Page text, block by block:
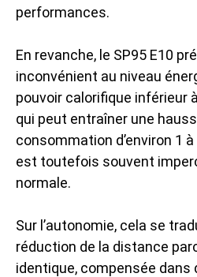
performances.
En revanche, le SP95 E10
inconvénient au niveau
pouvoir calorifique inférieur
qui peut entraîner une
consommation d’environ 1
est toutefois souvent
normale.
Sur l’autonomie, cela se
réduction de la distance
identique, compensée dans